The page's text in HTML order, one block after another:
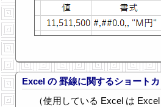
Excel の 罫線に関するショート
（使用している Excel は Excel